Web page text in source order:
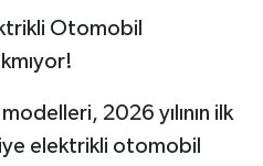
Otomobil
2026 yılının ilk
elektrikli otomobil